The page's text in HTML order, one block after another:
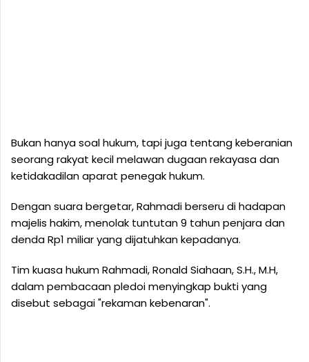
Bukan hanya soal hukum, tapi juga tentang keberanian
seorang rakyat kecil melawan dugaan rekayasa dan
ketidakadilan aparat penegak hukum.
Dengan suara bergetar, Rahmadi berseru di hadapan
majelis hakim, menolak tuntutan 9 tahun penjara dan
denda Rp1 miliar yang dijatuhkan kepadanya.
Tim kuasa hukum Rahmadi, Ronald Siahaan, S.H., M.H,
dalam pembacaan pledoi menyingkap bukti yang
disebut sebagai "rekaman kebenaran".